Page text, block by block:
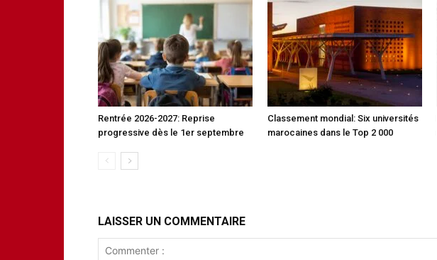
Rentrée 2026-2027: Reprise
progressive dès le 1er septembre
Classement mondial: Six universités
marocaines dans le Top 2 000
LAISSER UN COMMENTAIRE